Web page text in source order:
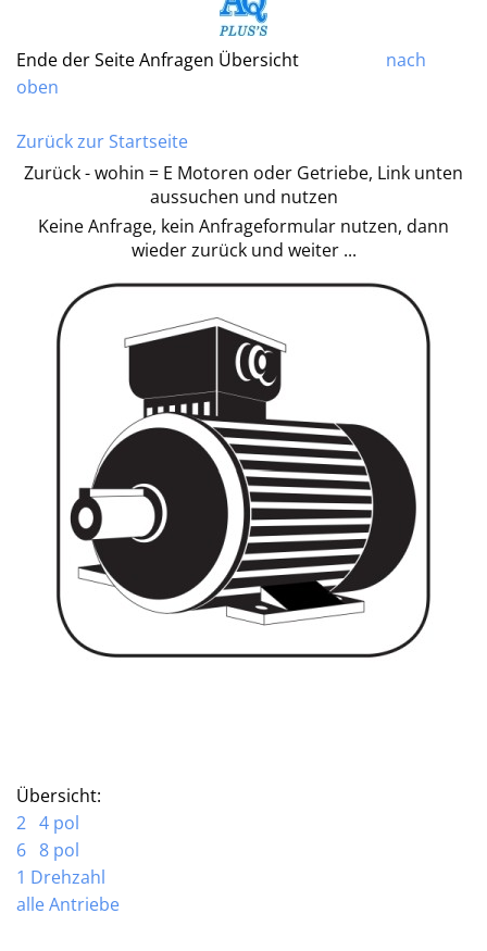
Ende der Seite Anfragen Übersicht nach
oben
Zurück zur Startseite
Zurück - wohin = E Motoren oder Getriebe, Link unten
aussuchen und nutzen
Keine Anfrage, kein Anfrageformular nutzen, dann
wieder zurück und weiter ...
Übersicht:
2 4 pol
6 8 pol
1 Drehzahl
alle Antriebe